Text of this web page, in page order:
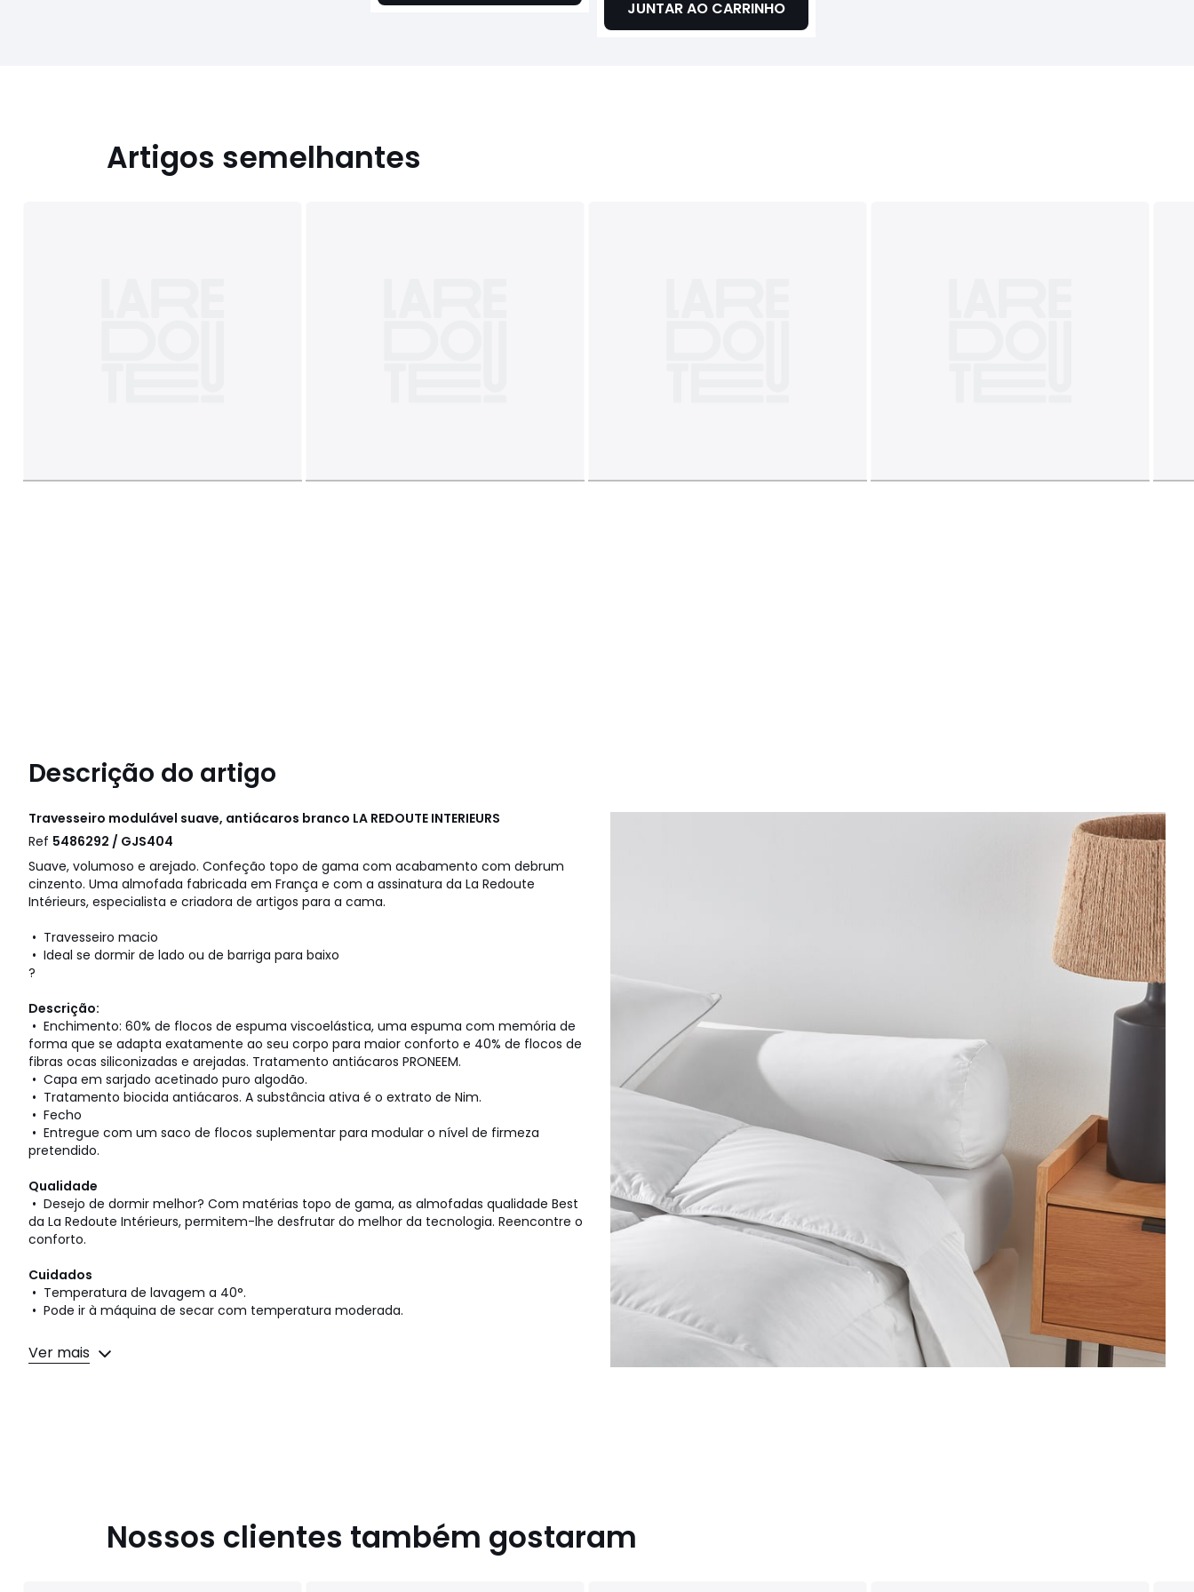
JUNTAR AO CARRINHO
Artigos semelhantes
Descrição do artigo
Travesseiro modulável suave, antiácaros branco LA REDOUTE INTERIEURS
Ref 5486292 / GJS404
Suave, volumoso e arejado. Confeção topo de gama com acabamento com debrum
cinzento. Uma almofada fabricada em França e com a assinatura da La Redoute
Intérieurs, especialista e criadora de artigos para a cama.
• Travesseiro macio
• Ideal se dormir de lado ou de barriga para baixo
?
Descrição:
• Enchimento: 60% de flocos de espuma viscoelástica, uma espuma com memória de
forma que se adapta exatamente ao seu corpo para maior conforto e 40% de flocos de
fibras ocas siliconizadas e arejadas. Tratamento antiácaros PRONEEM.
• Capa em sarjado acetinado puro algodão.
• Tratamento biocida antiácaros. A substância ativa é o extrato de Nim.
• Fecho
• Entregue com um saco de flocos suplementar para modular o nível de firmeza
pretendido.
Qualidade
• Desejo de dormir melhor? Com matérias topo de gama, as almofadas qualidade Best
da La Redoute Intérieurs, permitem-lhe desfrutar do melhor da tecnologia. Reencontre o
conforto.
Cuidados
• Temperatura de lavagem a 40°.
• Pode ir à máquina de secar com temperatura moderada.
Dimensões:
• 70 cm: 1 pessoa
Ver mais
Nossos clientes também gostaram